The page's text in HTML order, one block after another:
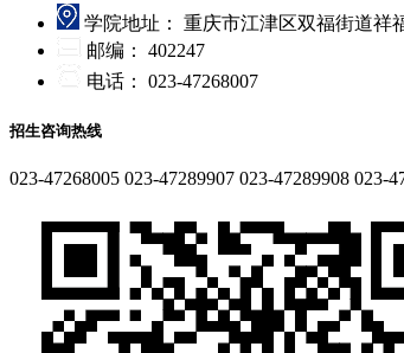
学院地址：
重庆市江津区双福街道祥
邮编：
402247
电话：
023-47268007
招生咨询热线
023-47268005 023-47289907 023-47289908 023-